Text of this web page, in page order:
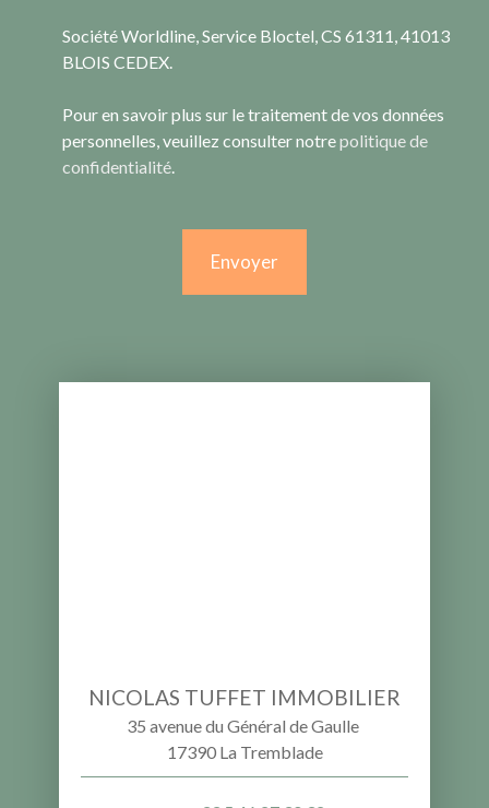
Société Worldline, Service Bloctel, CS 61311, 41013
BLOIS CEDEX.
Pour en savoir plus sur le traitement de vos données
personnelles, veuillez consulter notrepolitique de
confidentialité.
Envoyer
NICOLAS TUFFET IMMOBILIER
35 avenue du Général de Gaulle
17390 La Tremblade